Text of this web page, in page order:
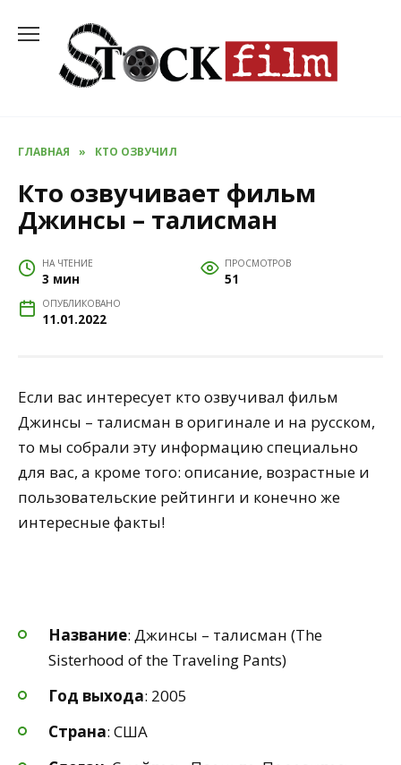
содержанию
ГЛАВНАЯ » КТО ОЗВУЧИЛ
Кто озвучивает фильм
Джинсы – талисман
НА ЧТЕНИЕ
3 мин
ПРОСМОТРОВ
51
ОПУБЛИКОВАНО
11.01.2022
Если вас интересует кто озвучивал фильм
Джинсы – талисман в оригинале и на русском,
то мы собрали эту информацию специально
для вас, а кроме того: описание, возрастные и
пользовательские рейтинги и конечно же
интересные факты!
Название: Джинсы – талисман (The
Sisterhood of the Traveling Pants)
Год выхода: 2005
Страна: США